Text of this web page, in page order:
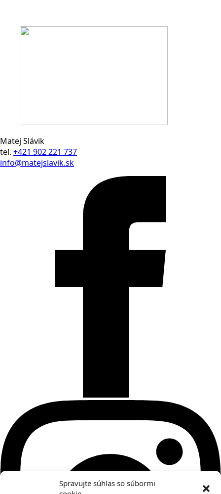
Spravujte súhlas so súbormi
Matej Slávik
tel. +421 902 221 737
info@matejslavik.sk